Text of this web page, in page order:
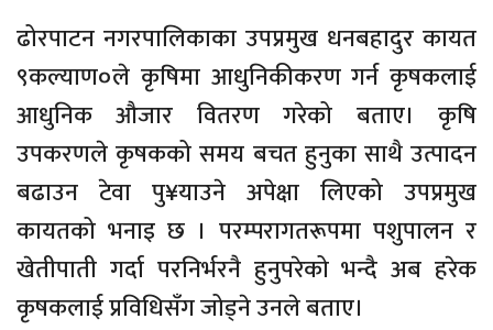
ढोरपाटन नगरपालिकाका उपप्रमुख धनबहादुर कायत
९कल्याण०ले कृषिमा आधुनिकीकरण गर्न कृषकलाई
आधुनिक औजार वितरण गरेको बताए। कृषि
उपकरणले कृषकको समय बचत हुनुका साथै उत्पादन
बढाउन टेवा पु¥याउने अपेक्षा लिएको उपप्रमुख
कायतको भनाइ छ । परम्परागतरूपमा पशुपालन र
खेतीपाती गर्दा परनिर्भरनै हुनुपरेको भन्दै अब हरेक
कृषकलाई प्रविधिसँग जोड्ने उनले बताए।